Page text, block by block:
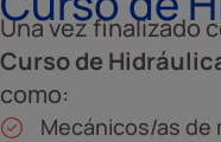
Una vez finalizado
Curso de
como:
Mecánicos/as de